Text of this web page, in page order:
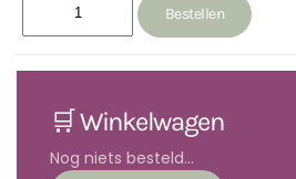
🛒 Winkelwagen
Nog niets besteld...